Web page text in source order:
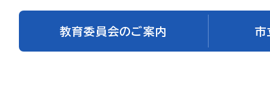
教育委員会のご案内 市